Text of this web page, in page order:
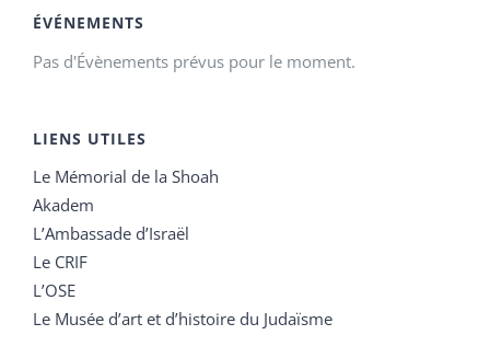
ÉVÉNEMENTS
Pas d'Évènements prévus pour le moment.
LIENS UTILES
Le Mémorial de la Shoah
Akadem
L’Ambassade d’Israël
Le CRIF
L’OSE
Le Musée d’art et d’histoire du Judaïsme